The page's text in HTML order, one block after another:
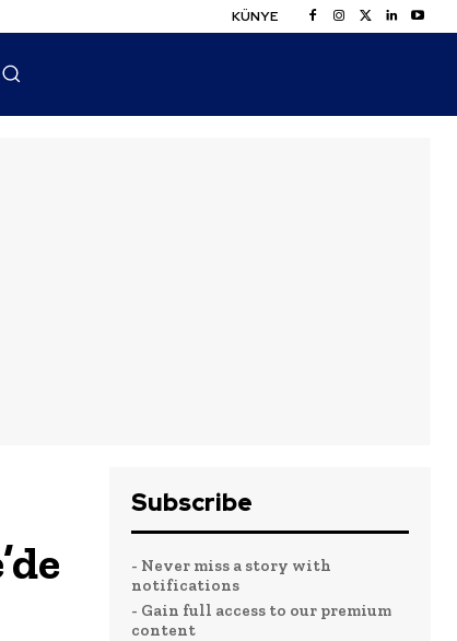
KÜNYE
Subscribe
- Never miss a story with
notifications
- Gain full access to our premium
content